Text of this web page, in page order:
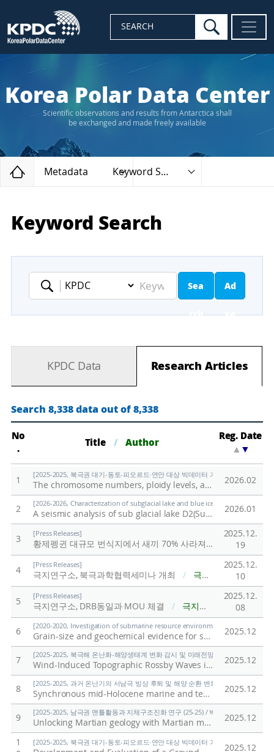
SEARCH search
Korea Polar Data Center
Scientific observations and results from Antarctica shall
be exchanged and made freely available
Home
Metadata Keyword Search
Keyword Search
Keyword
Sea
rch
Ad
va
ed
ar
ch
KPDC Data Research Articles
Search 8,338 data out of 8,338
No
.
Title / Author
Reg. Date
▲
1
[2025-2025, 북극권 대기-동토-피오르드·연안 대상 빅데이터 기반 기후변화 대응
The chromosome numbers, ploidy levels, and Genome sizes of Svalbard plants 2026.02
2
[2026-2026, Characterization of subglacial lake and blue ice in northern
A seismic analysis of sub glacial lake D2(Subglacial Lake Cheongsuk) beneath David Glacier, Antarctica 2026.01
3
[Press Releases]
황제펭귄 대규모 번식지에서 새끼 70% 사라져 극지연구소
2025.12.
19
4
[Press Releases]
극지연구소, 북극과학협력세미나 개최 / 극지연구소
2025.12.
10
5
[Press Releases]
극지연구소, DRB동일과 MOU 체결 / 극지연구소
2025.12.
08
6
[2020-2020, Investigation of submarine resource environment and seabed
Grain-size and geochemical evidence for sediment transport mechanisms in the northeastern part of the East Siberian Sea and on the adjacent continental slope 2025.12
7
[2025-2025, 북극해 온난화-해양생태계 변화 감시 및 미래전망 연구 (25-25) / 양은
Wind-Induced Topographic Rossby Waves in the Southwestern Slope of the Chukchi Abyssal Plain 2025.12
8
[2025-2025, 과거 온난기의 서남극 빙상 후퇴 및 해양 순환 변화 연구 (25-25) / 유
Synchronous mid-Holocene marine and terrestrial deglaciation in the Ross Sea, Antarctica 2025.12
9
[2025-2025, 남극권 맨틀활동과 지체구조진화 연구 (25-25) / 박숭현]
Unlocking Martian geology with Martian meteorites /
2025.12
1
[2025-2025, 북극권 대기-동토-피오르드·연안 대상 빅데이터 기반 기후변화 대응
2025.12